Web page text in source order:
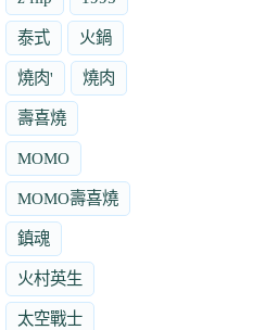
泰式 火鍋
燒肉' 燒肉
壽喜燒
MOMO
MOMO壽喜燒
鎮魂
火村英生
太空戰士